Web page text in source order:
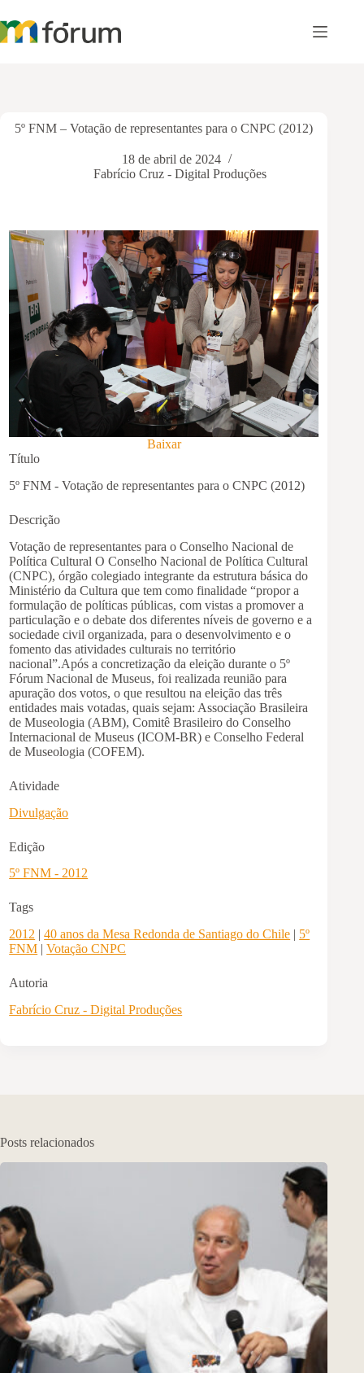
para
o
5º FNM – Votação de representantes para o CNPC (2012)
18 de abril de 2024
Fabrício Cruz - Digital Produções
Baixar
Título
5º FNM - Votação de representantes para o CNPC (2012)
Descrição
Votação de representantes para o Conselho Nacional de
Política Cultural O Conselho Nacional de Política Cultural
(CNPC), órgão colegiado integrante da estrutura básica do
Ministério da Cultura que tem como finalidade “propor a
formulação de políticas públicas, com vistas a promover a
particulação e o debate dos diferentes níveis de governo e a
sociedade civil organizada, para o desenvolvimento e o
fomento das atividades culturais no território
nacional”.Após a concretização da eleição durante o 5º
Fórum Nacional de Museus, foi realizada reunião para
apuração dos votos, o que resultou na eleição das três
entidades mais votadas, quais sejam: Associação Brasileira
de Museologia (ABM), Comitê Brasileiro do Conselho
Internacional de Museus (ICOM-BR) e Conselho Federal
de Museologia (COFEM).
Atividade
Divulgação
Edição
5º FNM - 2012
Tags
2012 |40 anos da Mesa Redonda de Santiago do Chile | 5º
FNM |Votação CNPC
Autoria
Fabrício Cruz - Digital Produções
Posts relacionados